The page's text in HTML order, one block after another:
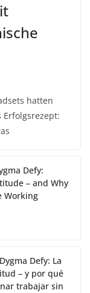
hatten
Defy:
– and Why
Working
Defy: La
– y por qué
trabajar sin